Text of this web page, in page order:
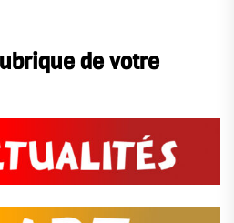
de votre